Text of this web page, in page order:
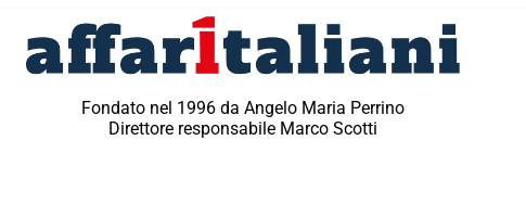
Fondato nel 1996 da Angelo Maria Perrino
Direttore responsabile Marco Scotti